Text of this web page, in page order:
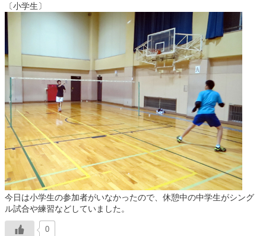
〔小学生〕
今日は小学生の参加者がいなかったので、休憩中の中学生がシング
ル試合や練習などしていました。
0